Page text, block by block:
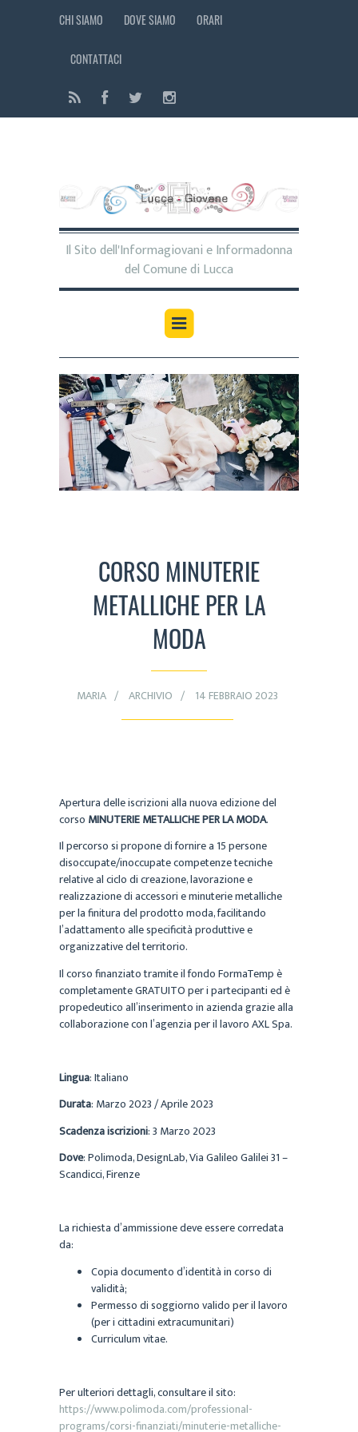
CHI SIAMO DOVE SIAMO ORARI
CONTATTACI
Il Sito dell'Informagiovani e Informadonna
del Comune di Lucca
CORSO MINUTERIE
METALLICHE PER LA
MODA
MARIA ARCHIVIO 14 FEBBRAIO 2023
Apertura delle iscrizioni alla nuova edizione del
corso MINUTERIE METALLICHE PER LA MODA.
Il percorso si propone di fornire a 15 persone
disoccupate/inoccupate competenze tecniche
relative al ciclo di creazione, lavorazione e
realizzazione di accessori e minuterie metalliche
per la finitura del prodotto moda, facilitando
l’adattamento alle specificità produttive e
organizzative del territorio.
Il corso finanziato tramite il fondo FormaTemp è
completamente GRATUITO per i partecipanti ed è
propedeutico all’inserimento in azienda grazie alla
collaborazione con l’agenzia per il lavoro AXL Spa.
Lingua: Italiano
Durata: Marzo 2023 / Aprile 2023
Scadenza iscrizioni: 3 Marzo 2023
Dove: Polimoda, DesignLab, Via Galileo Galilei 31 –
Scandicci, Firenze
La richiesta d’ammissione deve essere corredata
da:
Copia documento d’identità in corso di
validità;
Permesso di soggiorno valido per il lavoro
(per i cittadini extracumunitari)
Curriculum vitae.
Per ulteriori dettagli, consultare il sito:
https://www.polimoda.com/professional-
programs/corsi-finanziati/minuterie-metalliche-